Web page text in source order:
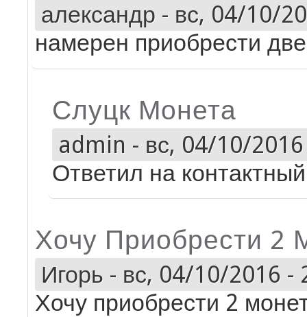
александр - вс, 04/10/
намерен приобрести
Слуцк Монета
admin - вс, 04/10/
Ответил на
Хочу Приобрести 2
Игорь - вс, 04/10/2016 -
Хочу приобрести 2